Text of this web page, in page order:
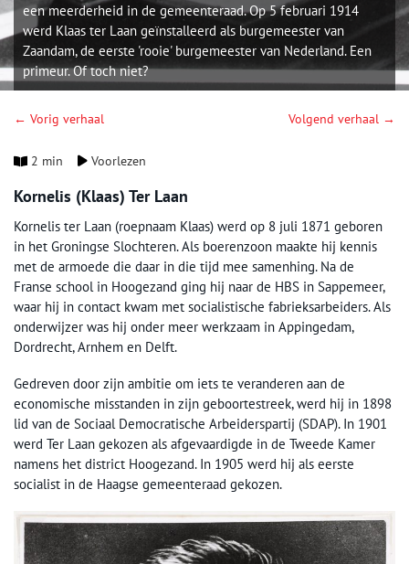
een meerderheid in de gemeenteraad. Op 5 februari 1914
werd Klaas ter Laan geïnstalleerd als burgemeester van
Zaandam, de eerste 'rooie' burgemeester van Nederland. Een
primeur. Of toch niet?
← Vorig verhaal Volgend verhaal →
2 min Voorlezen
Kornelis (Klaas) Ter Laan
Kornelis ter Laan (roepnaam Klaas) werd op 8 juli 1871 geboren
in het Groningse Slochteren. Als boerenzoon maakte hij kennis
met de armoede die daar in die tijd mee samenhing. Na de
Franse school in Hoogezand ging hij naar de HBS in Sappemeer,
waar hij in contact kwam met socialistische fabrieksarbeiders. Als
onderwijzer was hij onder meer werkzaam in Appingedam,
Dordrecht, Arnhem en Delft.
Gedreven door zijn ambitie om iets te veranderen aan de
economische misstanden in zijn geboortestreek, werd hij in 1898
lid van de Sociaal Democratische Arbeiderspartij (SDAP). In 1901
werd Ter Laan gekozen als afgevaardigde in de Tweede Kamer
namens het district Hoogezand. In 1905 werd hij als eerste
socialist in de Haagse gemeenteraad gekozen.